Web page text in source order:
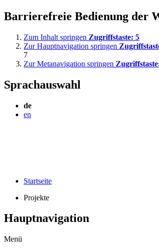
Barrierefreie Bedienung der
Zum Inhalt springen Zugriffstaste: 5
Zur Hauptnavigation springen
7
Zur Metanavigation springen
Sprachauswahl
de
en
Startseite
Projekte
Hauptnavigation
Menü